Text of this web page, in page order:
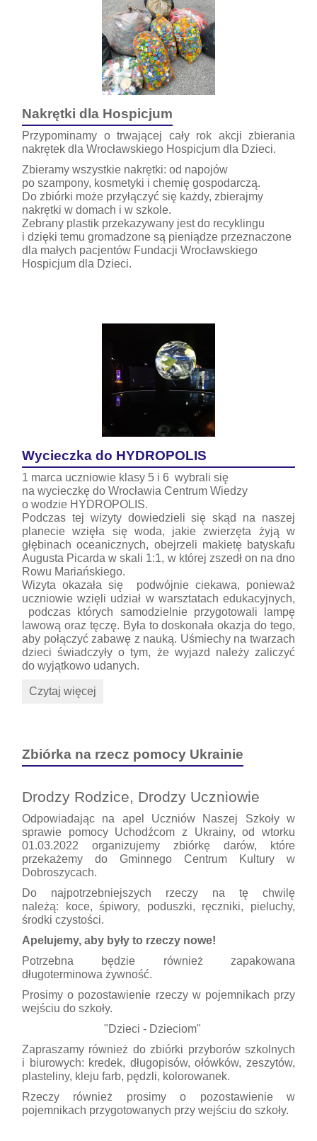
Nakrętki dla Hospicjum
Przypominamy o trwającej cały rok akcji zbierania
nakrętek dla Wrocławskiego Hospicjum dla Dzieci.
Zbieramy wszystkie nakrętki: od napojów
po szampony, kosmetyki i chemię gospodarczą.
Do zbiórki może przyłączyć się każdy, zbierajmy
nakrętki w domach i w szkole.
Zebrany plastik przekazywany jest do recyklingu
i dzięki temu gromadzone są pieniądze przeznaczone
dla małych pacjentów Fundacji Wrocławskiego
Hospicjum dla Dzieci.
Wycieczka do HYDROPOLIS
1 marca uczniowie klasy 5 i 6 wybrali się
na wycieczkę do Wrocławia Centrum Wiedzy
o wodzie HYDROPOLIS.
Podczas tej wizyty dowiedzieli się skąd na naszej
planecie wzięła się woda, jakie zwierzęta żyją w
głębinach oceanicznych, obejrzeli makietę batyskafu
Augusta Picarda w skali 1:1, w której zszedł on na dno
Rowu Mariańskiego.
Wizyta okazała się podwójnie ciekawa, ponieważ
uczniowie wzięli udział w warsztatach edukacyjnych,
podczas których samodzielnie przygotowali lampę
lawową oraz tęczę. Była to doskonała okazja do tego,
aby połączyć zabawę z nauką. Uśmiechy na twarzach
dzieci świadczyły o tym, że wyjazd należy zaliczyć
do wyjątkowo udanych.
Wycieczka
Czytaj więcej
Zbiórka na rzecz pomocy Ukrainie
Drodzy Rodzice, Drodzy Uczniowie
Odpowiadając na apel Uczniów Naszej Szkoły w
sprawie pomocy Uchodźcom z Ukrainy, od wtorku
01.03.2022 organizujemy zbiórkę darów, które
przekażemy do Gminnego Centrum Kultury w
Dobroszycach.
Do najpotrzebniejszych rzeczy na tę chwilę
należą: koce, śpiwory, poduszki, ręczniki, pieluchy,
środki czystości.
Apelujemy, aby były to rzeczy nowe!
Potrzebna będzie również zapakowana
długoterminowa żywność.
Prosimy o pozostawienie rzeczy w pojemnikach przy
wejściu do szkoły.
"Dzieci - Dzieciom"
Zapraszamy również do zbiórki przyborów szkolnych
i biurowych: kredek, długopisów, ołówków, zeszytów,
plasteliny, kleju farb, pędzli, kolorowanek.
Rzeczy również prosimy o pozostawienie w
pojemnikach przygotowanych przy wejściu do szkoły.